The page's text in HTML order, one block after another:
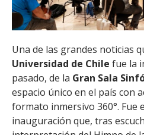
La sesión de grabación reunió a 75
Nacional de Chile, en la primera
Gran Sala Sinfónica Nacional.
Una de las grandes noticias
Universidad de Chile fue la
pasado, de la Gran Sala
espacio único en el país con
formato inmersivo 360°. Fue
inauguración que, tras